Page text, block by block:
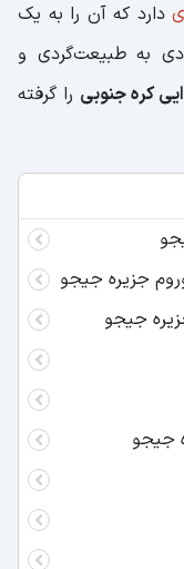
دارد که آن را به یک
به طبیعت‌گردی و
کره جنوبی را گرفته
جزیره جیجو
جیجو
جیجو